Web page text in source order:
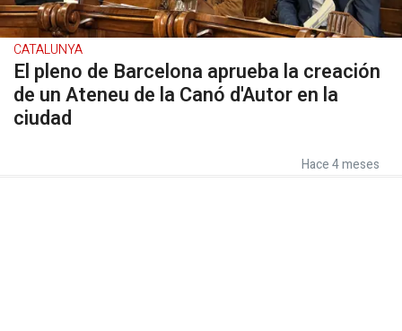
CATALUNYA
El pleno de Barcelona aprueba la creación
de un Ateneu de la Canó d'Autor en la
ciudad
Hace 4 meses